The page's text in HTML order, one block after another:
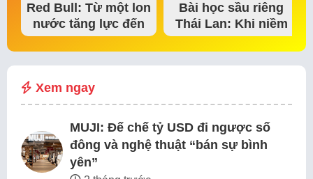
Red Bull: Từ một lon
nước tăng lực đến
đế chế thể…
Bài học sầu riêng
Thái Lan: Khi niềm
tin thị trường bắt…
Xem ngay
MUJI: Đế chế tỷ USD đi ngược số
đông và nghệ thuật “bán sự bình
yên”